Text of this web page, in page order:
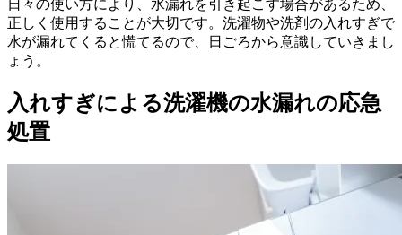
日々の使い方により、水漏れを引き起こす場合があるため、
正しく使用することが大切です。洗濯物や洗剤の入れすぎで
水が漏れてくると慌てるので、日ごろから意識していきまし
ょう。
入れすぎによる洗濯機の水漏れの応急
処置